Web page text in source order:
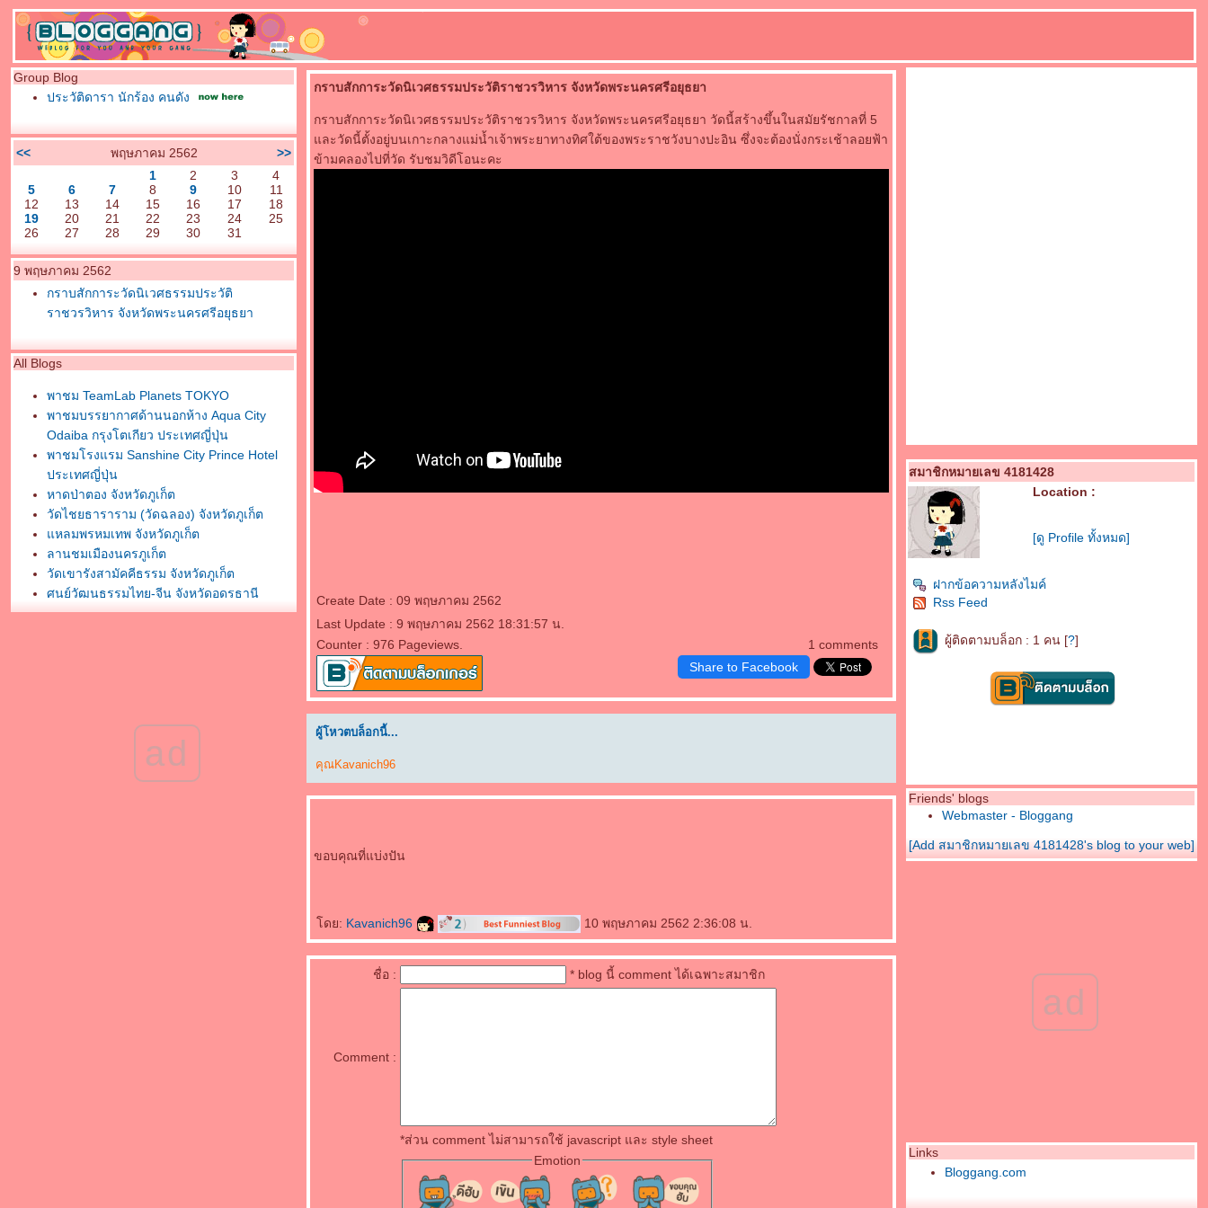
Group Blog
ประวัติดารา นักร้อง คนดัง
<< พฤษภาคม 2562
>>
1
2 3
4
5
6 7 8 9 10
11
12
13 14 15 16 17
18
19
20 21 22 23 24
25
26
27 28 29 30 31
9 พฤษภาคม 2562
กราบสักการะวัดนิเวศธรรมประวัติ
ราชวรวิหาร จังหวัดพระนครศรีอยุธยา
All Blogs
พาชม TeamLab Planets TOKYO
พาชมบรรยากาศด้านนอกห้าง Aqua City
Odaiba กรุงโตเกียว ประเทศญี่ปุ่น
พาชมโรงแรม Sanshine City Prince Hotel
ประเทศญี่ปุ่น
หาดป่าตอง จังหวัดภูเก็ต
วัดไชยธาราราม (วัดฉลอง) จังหวัดภูเก็ต
หลมพรหมเทพ จังหวัดภูเก็ต
ลานชมเมืองนครภูเก็ต
วัดเขารังสามัคคีธรรม จังหวัดภูเก็ต
ศูนย์วัฒนธรรมไทย-จีน จังหวัดอุดรธานี
พระบรมธาตุธรรมเจดีย์ วัดโพธิสมภรณ์
กราบสักการะพระธาตถศรีสุราษฎร์
ad
กราบสักการะวัดนิเวศธรรมประวัติราชวรวิหาร จังหวัดพระนครศรีอยุธยา
กราบสักการะวัดนิเวศธรรมประวัติราชวรวิหาร จังหวัดพระนครศรีอยุธยา วัดนี้สร้างขึ้นในสมัยรัชกาลที่ 5
ละวัดนี้ตั้งอยู่บนเกาะกลางแม่น้ำเจ้าพระยาทางทิศใต้ของพระราชวังบางปะอิน ซึ่งจะต้องนั่งกระเช้าลอยฟ้า
ข้ามคลองไปที่วัด รับชมวิดีโอนะคะ
Create Date : 09 พฤษภาคม 2562
1 comments
Last Update : 9 พฤษภาคม 2562 18:31:57 น.
Counter : 976 Pageviews.
Share to Facebook
ผู้โหวตบล็อกนี้...
คุณKavanich96
ขอบคุณที่แบ่งปัน
ดย: Kavanich96 10 พฤษภาคม 2562 2:36:08 น.
ชื่อ : * blog นี้ comment ได้เฉพาะสมาชิก
Comment :
*ส่วน comment ไม่สามารถใช้ javascript และ style sheet
Emotion
สมาชิกหมายเลข 4181428
Location :
[ดู Profile ทั้งหมด]
ฝากข้อความหลังไมค์
Rss Feed
ผู้ติดตามบล็อก : 1 คน [?]
Friends' blogs
Webmaster - Bloggang
[Add สมาชิกหมายเลข 4181428's blog to your web]
ad
Links
Bloggang.com